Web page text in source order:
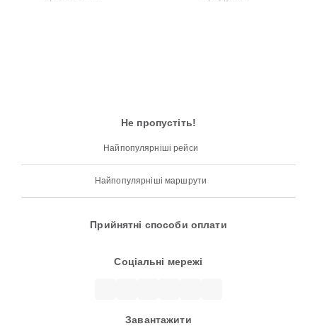
Не пропустіть!
Найпопулярніші рейси
Найпопулярніші маршрути
Прийнятні способи оплати
Соціальні мережі
Завантажити